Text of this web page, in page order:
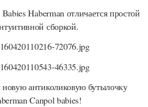
Haberman отличается простой
сборкой.
антиколиковую бутылочку
Canpol babies!